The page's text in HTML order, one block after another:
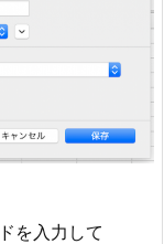
を入力して